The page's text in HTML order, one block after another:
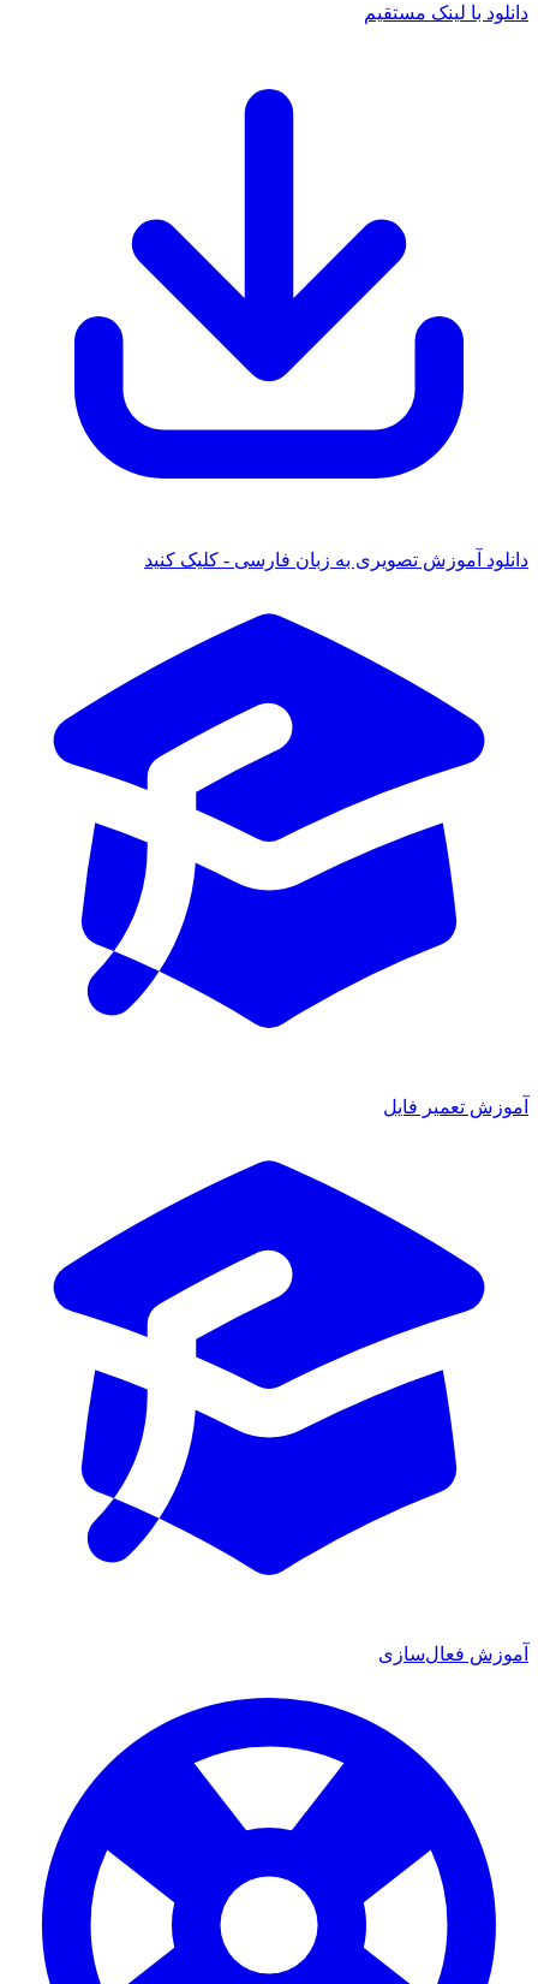
دانلود با لینک مستقیم
دانلود آموزش تصویری به زبان فارسی - کلیک کنید
آموزش تعمیر فایل
آموزش فعال‌سازی